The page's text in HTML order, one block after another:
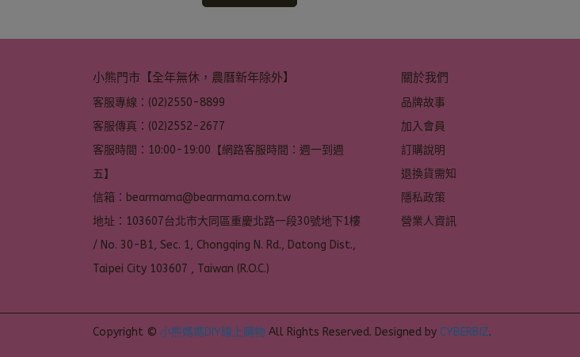
小熊門市【全年無休，農曆新年除外】
客服專線：(02)2550-8899
客服傳真：(02)2552-2677
客服時間：10:00-19:00【網路客服時間：週一到週
五】
信箱：bearmama@bearmama.com.tw
地址：103607台北市大同區重慶北路一段30號地下1樓
/ No. 30-B1, Sec. 1, Chongqing N. Rd., Datong Dist.,
Taipei City 103607 , Taiwan (R.O.C.)
關於我們
品牌故事
加入會員
訂購說明
退換貨需知
隱私政策
營業人資訊
Copyright © 小熊媽媽DIY線上購物 All Rights Reserved. Designed by CYBERBIZ.